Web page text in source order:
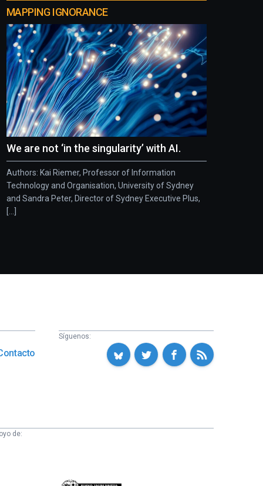
MAPPING IGNORANCE
We are not ‘in the singularity’ with AI.
Authors: Kai Riemer, Professor of Information
Technology and Organisation, University of Sydney
and Sandra Peter, Director of Sydney Executive Plus,
[...]
Síguenos:
de: